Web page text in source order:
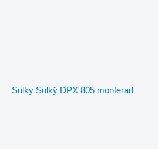
Sulky Sulkÿ DPX 805 monterad